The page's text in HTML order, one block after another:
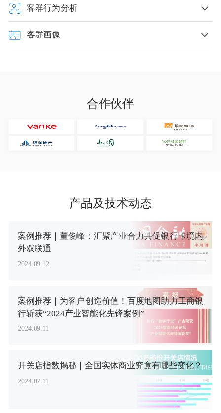
快速掌握竞品客群动态数据信息，全面透视竞品交叉客群，可针
客群行为分析
精准掌握目标客群来源及流向，准确把握客群波动规律。
客群画像
合作伙伴
产品及技术动态
案例推荐｜董俊峰：汇聚产业合力共促银行卡境内
外双联通
2024.09.12
案例推荐｜为客户创造价值！百度地图助力工商银
行斩获“2024产业智能化先锋案例”
2024.09.11
开关店指数揭秘｜全国实体商业究竟有哪些变化？
2024.07.11